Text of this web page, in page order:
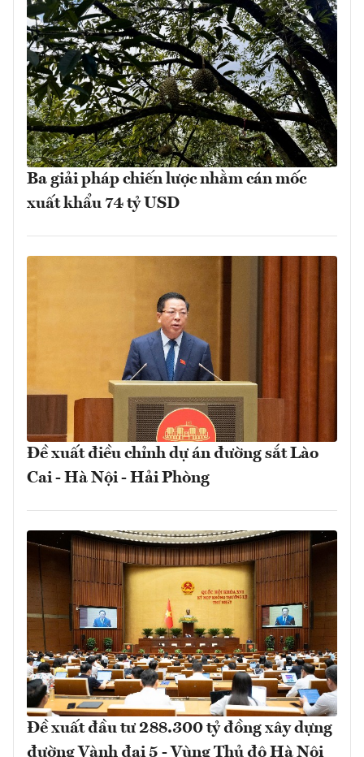
Ba giải pháp chiến lược nhằm cán mốc
xuất khẩu 74 tỷ USD
Đề xuất điều chỉnh dự án đường sắt Lào
Cai - Hà Nội - Hải Phòng
Đề xuất đầu tư 288.300 tỷ đồng xây dựng
đường Vành đai 5 - Vùng Thủ đô Hà Nội